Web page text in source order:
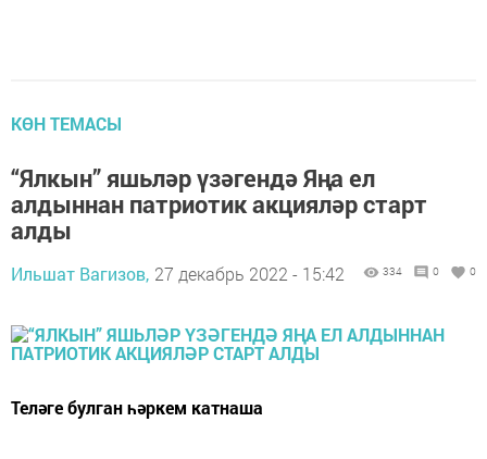
КӨН ТЕМАСЫ
“Ялкын” яшьләр үзәгендә Яңа ел
алдыннан патриотик акцияләр старт
алды
Ильшат Вагизов, 27 декабрь 2022 - 15:42 334 0 0
Теләге булган һәркем катнаша